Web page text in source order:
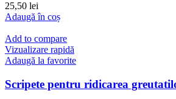
25,50 lei
Adaugă în coș
Add to compare
Vizualizare rapidă
Adaugă la favorite
Scripete pentru ridicarea